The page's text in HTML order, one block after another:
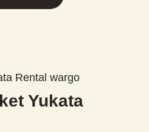
Rental wargo
Yukata